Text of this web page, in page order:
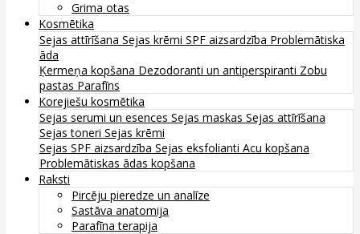
Grima otas
Kosmētika
Sejas attīrīšana Sejas krēmi SPF aizsardzība Problemātiska
āda
Ķermeņa kopšana Dezodoranti un antiperspiranti Zobu
pastas Parafīns
Korejiešu kosmētika
Sejas serumi un esences Sejas maskas Sejas attīrīšana
Sejas toneri Sejas krēmi
Sejas SPF aizsardzība Sejas eksfolianti Acu kopšana
Problemātiskas ādas kopšana
Raksti
Pircēju pieredze un analīze
Sastāva anatomija
Parafīna terapija